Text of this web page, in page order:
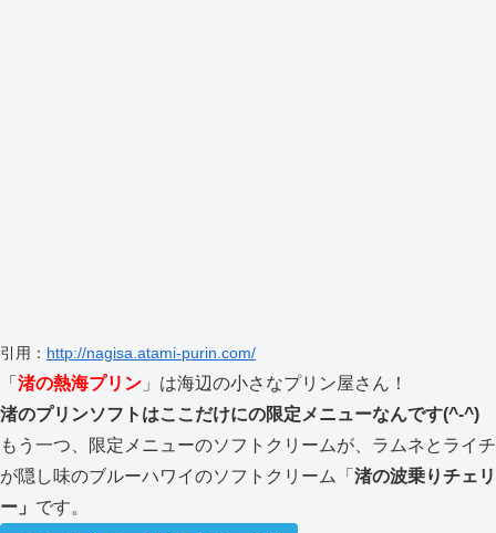
引用： http://nagisa.atami-purin.com/
「 渚の熱海プリン 」は海辺の小さなプリン屋さん！
渚のプリンソフトはここだけにの限定メニューなんです(^-^)
もう一つ、限定メニューのソフトクリームが、ラムネとライチ
が隠し味のブルーハワイのソフトクリーム「 渚の波乗りチェリ
ー」 です。